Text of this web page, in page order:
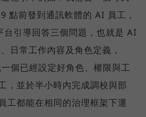
點前發到通訊軟體的 AI 員工，
台引導回答三個問題，也就是 AI
日常工作內容及角色定義，
個已經設定好角色、權限與工
，並於半小時內完成調校與部
工都能在相同的治理框架下運